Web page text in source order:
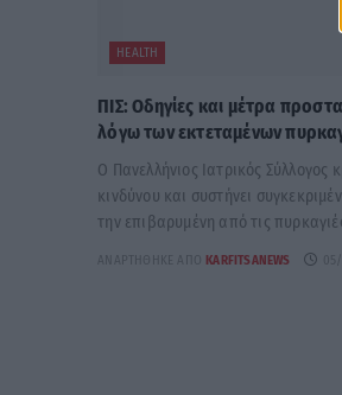
HEALTH
ΠΙΣ: Οδηγίες και μέτρα
λόγω των εκτεταμένων
Ο Πανελλήνιος Ιατρικός Σύλλογος
κινδύνου και συστήνει
την επιβαρυμένη από τις
KARFITSANEWS